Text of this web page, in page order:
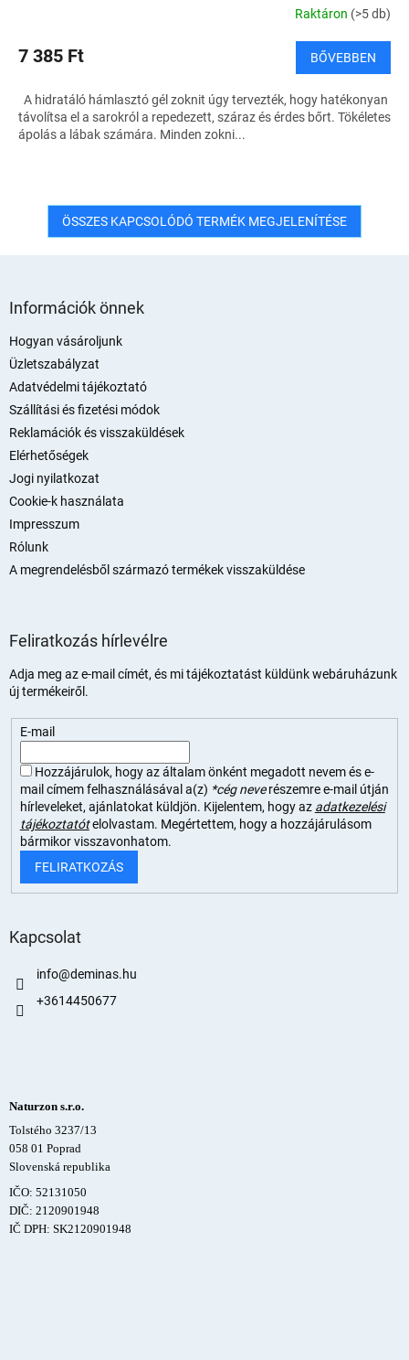
Raktáron (>5 db)
7 385 Ft BŐVEBBEN
A hidratáló hámlasztó gél zoknit úgy tervezték, hogy hatékonyan
távolítsa el a sarokról a repedezett, száraz és érdes bőrt. Tökéletes
ápolás a lábak számára. Minden zokni...
ÖSSZES KAPCSOLÓDÓ TERMÉK MEGJELENÍTÉSE
Információk önnek
Hogyan vásároljunk
Üzletszabályzat
Adatvédelmi tájékoztató
Szállítási és fizetési módok
Reklamációk és visszaküldések
Elérhetőségek
Jogi nyilatkozat
Cookie-k használata
Impresszum
Rólunk
A megrendelésből származó termékek visszaküldése
Feliratkozás hírlevélre
Adja meg az e-mail címét, és mi tájékoztatást küldünk webáruházunk
új termékeiről.
E-mail
Hozzájárulok, hogy az általam önként megadott nevem és e-
mail címem felhasználásával a(z) *cég neverészemre e-mail útján
hírleveleket, ajánlatokat küldjön. Kijelentem, hogy az adatkezelési
tájékoztatót elolvastam. Megértettem, hogy a hozzájárulásom
bármikor visszavonhatom.
FELIRATKOZÁS
Kapcsolat
info@deminas.hu
+3614450677
Naturzon s.r.o.
Tolstého 3237/13
058 01 Poprad
Slovenská republika
IČO: 52131050
DIČ: 2120901948
IČ DPH: SK2120901948